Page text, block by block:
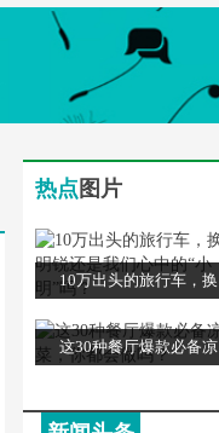
热点 图片
10万出头的旅行车，换
这30种餐厅爆款必备凉